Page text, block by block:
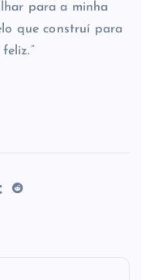
para a minha
que construí para